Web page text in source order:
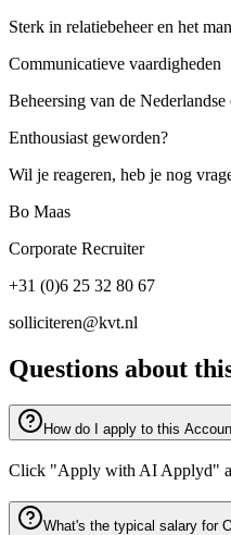
Sterk in relatiebeheer en het
Communicatieve vaardigheden
Beheersing van de
Enthousiast geworden?
Wil je reageren, heb je nog
Bo Maas
Corporate Recruiter
+31 (0)6 25 32 80 67
solliciteren@kvt.nl
Questions about
How do I apply to this
Click "Apply with AI Applyd"
What's the typical salary for